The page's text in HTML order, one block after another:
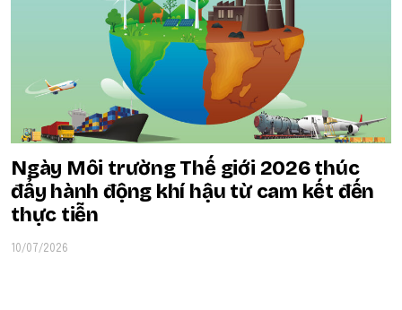
Ngày Môi trường Thế giới 2026 thúc
đẩy hành động khí hậu từ cam kết đến
thực tiễn
10/07/2026